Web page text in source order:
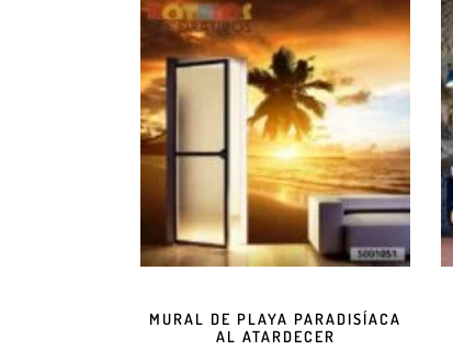
MURAL DE PLAYA PARADISÍACA
AL ATARDECER